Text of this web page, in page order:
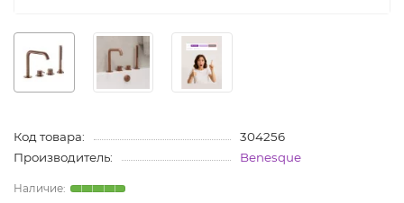
Код товара:
304256
Производитель:
Benesque